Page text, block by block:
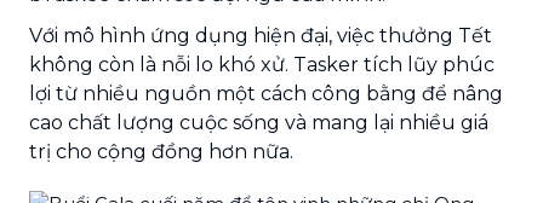
Với mô hình ứng dụng hiện đại, việc thưởng Tết
không còn là nỗi lo khó xử. Tasker tích lũy phúc
lợi từ nhiều nguồn một cách công bằng để nâng
cao chất lượng cuộc sống và mang lại nhiều giá
trị cho cộng đồng hơn nữa.